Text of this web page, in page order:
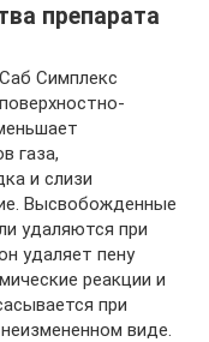
препарата
Симплекс
газа,
и слизи
Высвобожденные
удаляются при
удаляет пену
реакции и
при
виде.